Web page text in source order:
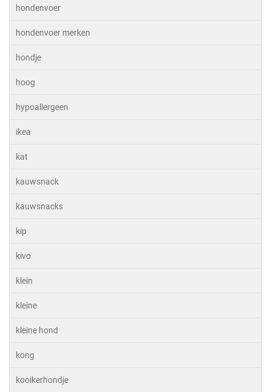
hondenvoer
hondenvoer merken
hondje
hoog
hypoallergeen
ikea
kat
kauwsnack
kauwsnacks
kip
kivo
klein
kleine
kleine hond
kong
kooikerhondje